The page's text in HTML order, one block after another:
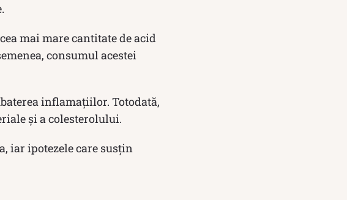
mai mare cantitate de acid
consumul acestei
inflamațiilor. Totodată,
și a colesterolului.
iar ipotezele care susțin